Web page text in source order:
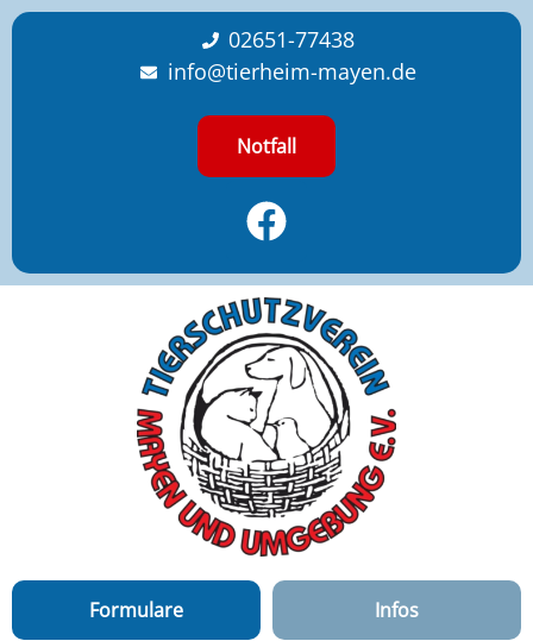
content
02651-77438
info@tierheim-mayen.de
Notfall
Formulare Infos